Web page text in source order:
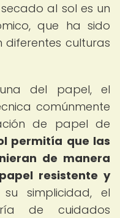
secado al sol es un
que ha sido
diferentes culturas
del papel, el
comúnmente
de papel de
permitía que las
de manera
resistente y
simplicidad, el
de cuidados